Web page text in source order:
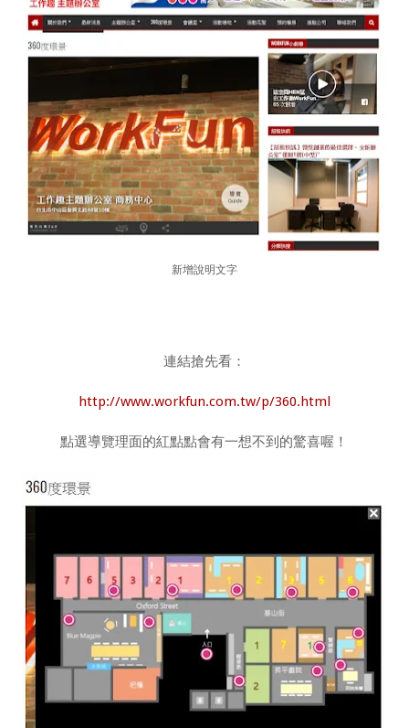
新增說明文字
連結搶先看：
http://www.workfun.com.tw/p/360.html
點選導覽理面的紅點點會有一想不到的驚喜喔！